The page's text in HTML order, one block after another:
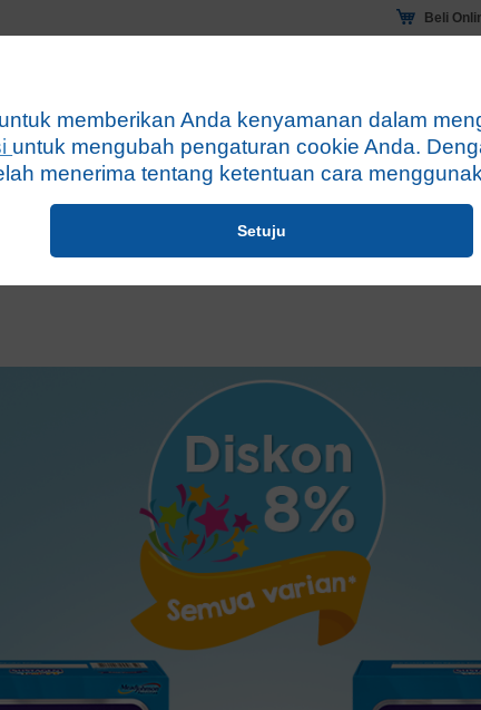
Beli
memberikan Anda kenyamanan dalam
untuk mengubah pengaturan cookie Anda.
menerima tentang ketentuan cara
Setuju
juni 2016
Juni 2016